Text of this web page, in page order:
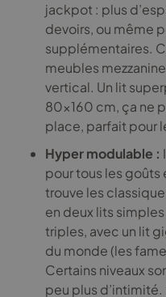
jackpot : plus
devoirs, ou même
supplémentaires.
meubles
vertical. Un lit
80×160 cm, ça ne
place, parfait pour
Hyper modulable :
pour tous les goûts
trouve les
en deux lits
triples, avec un lit
du monde (les
Certains niveaux
peu plus d’intimité.